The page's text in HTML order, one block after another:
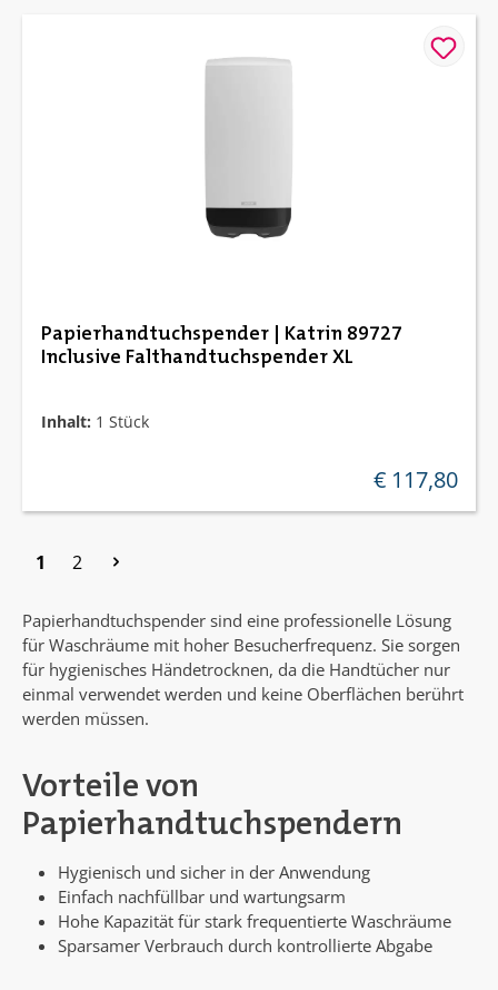
Papierhandtuchspender | Katrin 89727
Inclusive Falthandtuchspender XL
Inhalt: 1 Stück
regulärer preis:
€ 117,80
Seite
1 Seite
2
Papierhandtuchspender sind eine professionelle Lösung
für Waschräume mit hoher Besucherfrequenz. Sie sorgen
für hygienisches Händetrocknen, da die Handtücher nur
einmal verwendet werden und keine Oberflächen berührt
werden müssen.
Vorteile von
Papierhandtuchspendern
Hygienisch und sicher in der Anwendung
Einfach nachfüllbar und wartungsarm
Hohe Kapazität für stark frequentierte Waschräume
Sparsamer Verbrauch durch kontrollierte Abgabe